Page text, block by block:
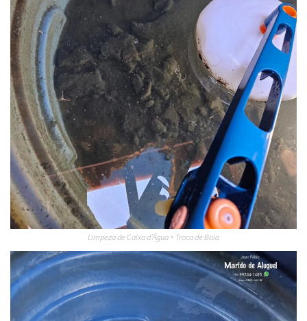
Limpeza de Caixa d’Água + Troca de Boia